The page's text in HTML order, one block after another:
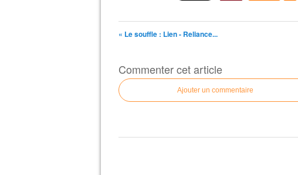
« Le souffle : Lien - Reliance...
Commenter cet article
Ajouter un commentaire